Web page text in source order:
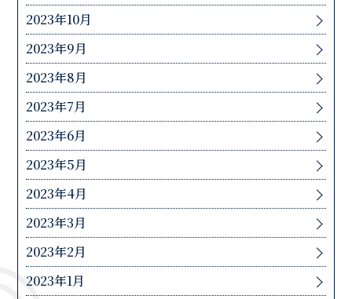
2023年10月
2023年9月
2023年8月
2023年7月
2023年6月
2023年5月
2023年4月
2023年3月
2023年2月
2023年1月